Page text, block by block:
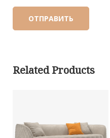
Related Products